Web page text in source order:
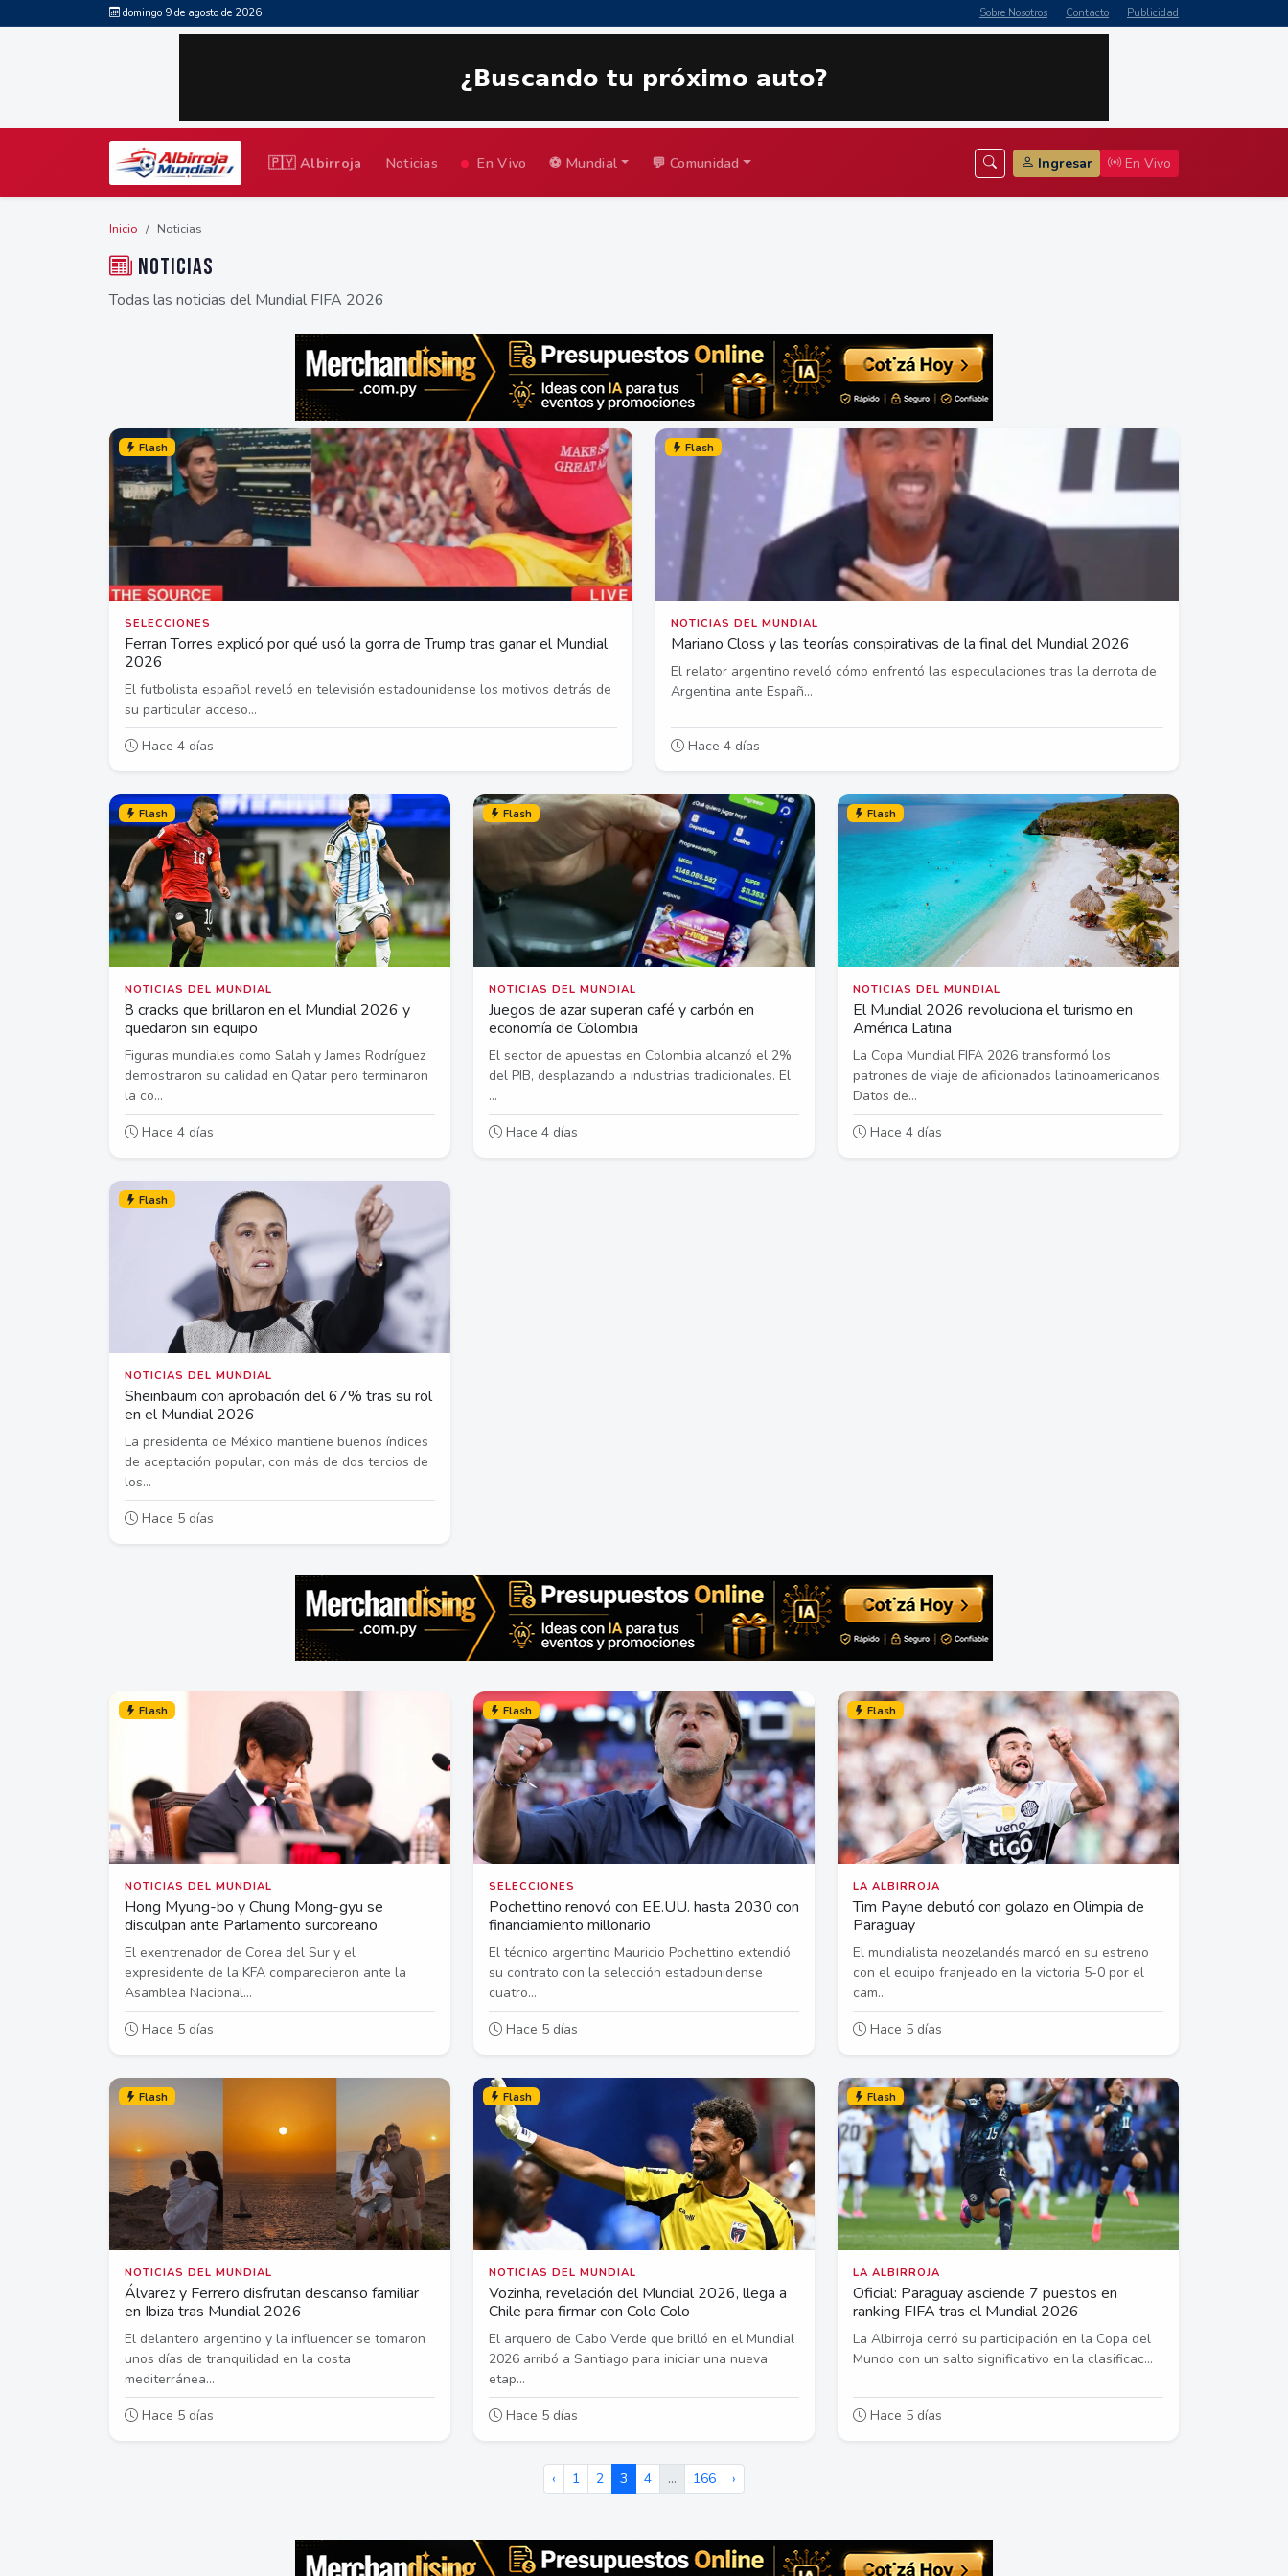
domingo 9 de agosto de 2026 Sobre Nosotros Contacto Publicidad
🇵🇾 Albirroja Noticias En Vivo ⚽ Mundial 💬 Comunidad Ingresar En Vivo
Inicio Noticias
Noticias
Todas las noticias del Mundial FIFA 2026
Flash
SELECCIONES
Ferran Torres explicó por qué usó la gorra de Trump tras ganar el Mundial
2026
El futbolista español reveló en televisión estadounidense los motivos detrás de
su particular acceso...
Hace 4 días
Flash
NOTICIAS DEL MUNDIAL
Mariano Closs y las teorías conspirativas de la final del Mundial 2026
El relator argentino reveló cómo enfrentó las especulaciones tras la derrota de
Argentina ante Españ...
Hace 4 días
Flash
NOTICIAS DEL MUNDIAL
8 cracks que brillaron en el Mundial 2026 y
quedaron sin equipo
Figuras mundiales como Salah y James Rodríguez
demostraron su calidad en Qatar pero terminaron
la co...
Hace 4 días
Flash
NOTICIAS DEL MUNDIAL
Juegos de azar superan café y carbón en
economía de Colombia
El sector de apuestas en Colombia alcanzó el 2%
del PIB, desplazando a industrias tradicionales. El
...
Hace 4 días
Flash
NOTICIAS DEL MUNDIAL
El Mundial 2026 revoluciona el turismo en
América Latina
La Copa Mundial FIFA 2026 transformó los
patrones de viaje de aficionados latinoamericanos.
Datos de...
Hace 4 días
Flash
NOTICIAS DEL MUNDIAL
Sheinbaum con aprobación del 67% tras su rol
en el Mundial 2026
La presidenta de México mantiene buenos índices
de aceptación popular, con más de dos tercios de
los...
Hace 5 días
Flash
NOTICIAS DEL MUNDIAL
Hong Myung-bo y Chung Mong-gyu se
disculpan ante Parlamento surcoreano
El exentrenador de Corea del Sur y el
expresidente de la KFA comparecieron ante la
Asamblea Nacional...
Hace 5 días
Flash
SELECCIONES
Pochettino renovó con EE.UU. hasta 2030 con
financiamiento millonario
El técnico argentino Mauricio Pochettino extendió
su contrato con la selección estadounidense
cuatro...
Hace 5 días
Flash
LA ALBIRROJA
Tim Payne debutó con golazo en Olimpia de
Paraguay
El mundialista neozelandés marcó en su estreno
con el equipo franjeado en la victoria 5-0 por el
cam...
Hace 5 días
Flash
NOTICIAS DEL MUNDIAL
Álvarez y Ferrero disfrutan descanso familiar
en Ibiza tras Mundial 2026
El delantero argentino y la influencer se tomaron
unos días de tranquilidad en la costa
mediterránea...
Hace 5 días
Flash
NOTICIAS DEL MUNDIAL
Vozinha, revelación del Mundial 2026, llega a
Chile para firmar con Colo Colo
El arquero de Cabo Verde que brilló en el Mundial
2026 arribó a Santiago para iniciar una nueva
etap...
Hace 5 días
Flash
LA ALBIRROJA
Oficial: Paraguay asciende 7 puestos en
ranking FIFA tras el Mundial 2026
La Albirroja cerró su participación en la Copa del
Mundo con un salto significativo en la clasificac...
Hace 5 días
‹ 1 2 3 4 … 166 ›